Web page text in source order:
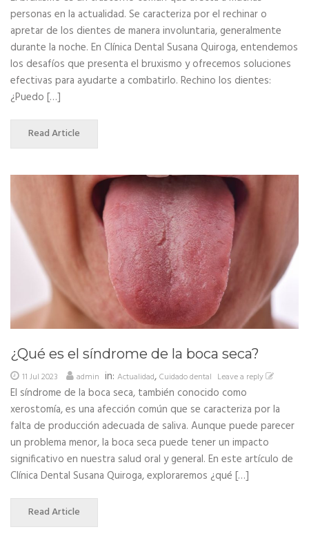
personas en la actualidad. Se caracteriza por el rechinar o
apretar de los dientes de manera involuntaria, generalmente
durante la noche. En Clínica Dental Susana Quiroga, entendemos
los desafíos que presenta el bruxismo y ofrecemos soluciones
efectivas para ayudarte a combatirlo. Rechino los dientes:
¿Puedo […]
Read Article
¿Qué es el síndrome de la boca seca?
11 Jul 2023 admin in: Actualidad, Cuidado dental Leave a reply
El síndrome de la boca seca, también conocido como
xerostomía, es una afección común que se caracteriza por la
falta de producción adecuada de saliva. Aunque puede parecer
un problema menor, la boca seca puede tener un impacto
significativo en nuestra salud oral y general. En este artículo de
Clínica Dental Susana Quiroga, exploraremos ¿qué […]
Read Article